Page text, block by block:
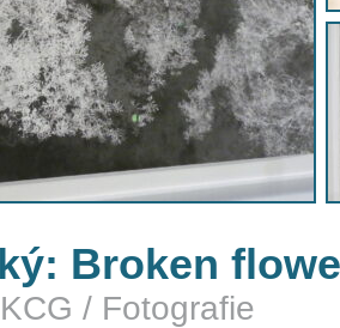
Broken
/ Fotografie